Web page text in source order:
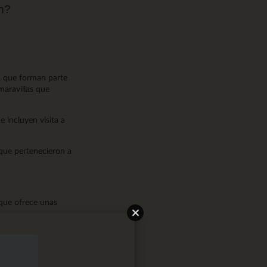
, que forman parte
que
incluyen visita a
pertenecieron a
ofrece unas